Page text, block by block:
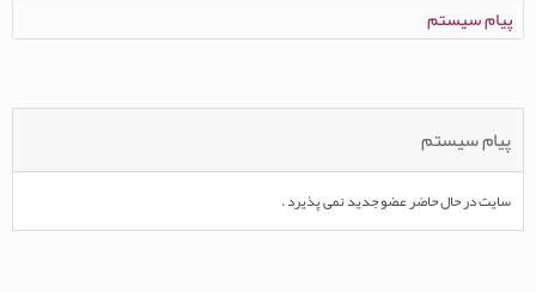
پیام سیستم
پیام سیستم
سایت در حال حاضر عضو جدید نمی پذیرد .